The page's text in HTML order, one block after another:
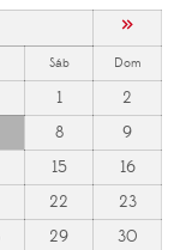
»
Sáb Dom
1
2
8
9
15
16
22
23
29
30